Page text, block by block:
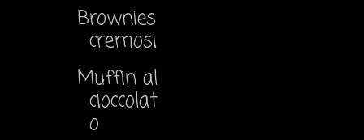
Brownies
cremosi
Muffin al
cioccolat
o